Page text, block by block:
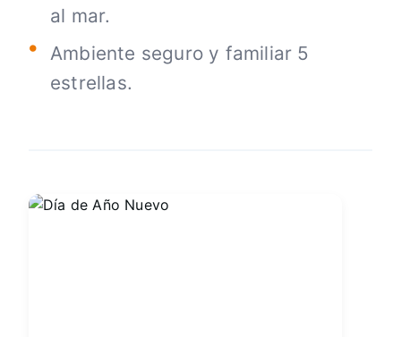
al mar.
Ambiente seguro y familiar 5
estrellas.